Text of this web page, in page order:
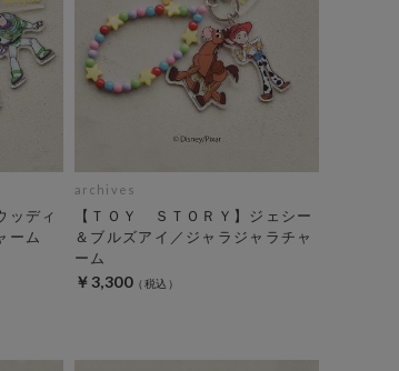
ッディ
ーム
archives
【ＴＯＹ ＳＴＯＲＹ】ジェシー
＆ブルズアイ／ジャラジャラチャ
ーム
￥3,300